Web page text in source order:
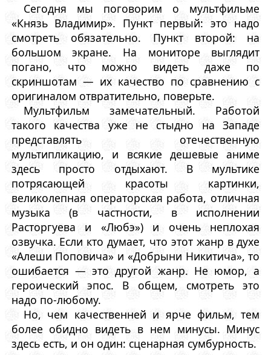
Сегодня мы поговорим о мультфильме
«Князь Владимир». Пункт первый: это надо
смотреть обязательно. Пункт второй: на
большом экране. На мониторе выглядит
погано, что можно видеть даже по
скриншотам — их качество по сравнению с
оригиналом отвратительно, поверьте.
Мультфильм замечательный. Работой
такого качества уже не стыдно на Западе
представлять отечественную
мультипликацию, и всякие дешевые аниме
здесь просто отдыхают. В мультике
потрясающей красоты картинки,
великолепная операторская работа, отличная
музыка (в частности, в исполнении
Расторгуева и «Любэ») и очень неплохая
озвучка. Если кто думает, что этот жанр в духе
«Алеши Поповича» и «Добрыни Никитича», то
ошибается — это другой жанр. Не юмор, а
героический эпос. В общем, смотреть это
надо по-любому.
Но, чем качественней и ярче фильм, тем
более обидно видеть в нем минусы. Минус
здесь есть, и он один: сценарная сумбурность.